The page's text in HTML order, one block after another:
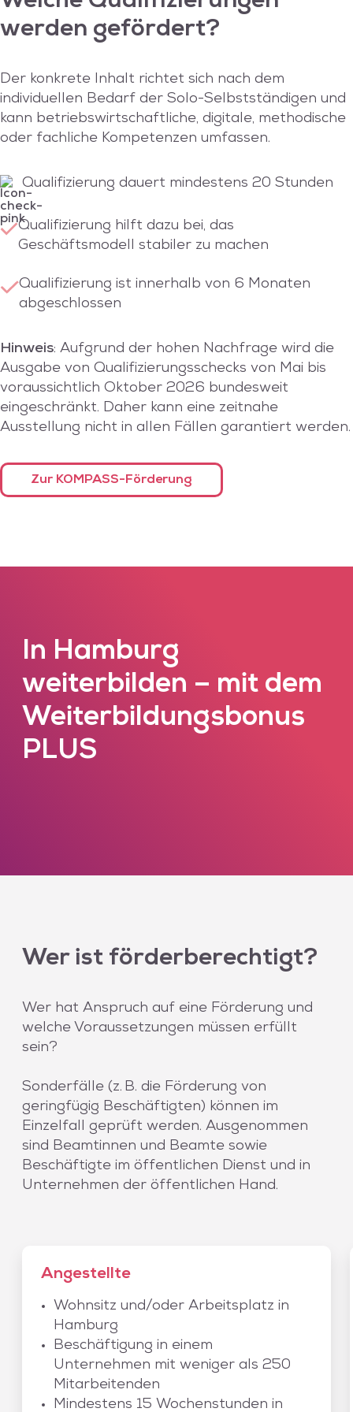
werden gefördert?
Der konkrete Inhalt richtet sich nach dem
individuellen Bedarf der Solo-Selbstständigen und
kann betriebswirtschaftliche, digitale, methodische
oder fachliche Kompetenzen umfassen.
Qualifizierung dauert mindestens 20 Stunden
Qualifizierung hilft dazu bei, das
Geschäftsmodell stabiler zu machen
Qualifizierung ist innerhalb von 6 Monaten
abgeschlossen
Hinweis: Aufgrund der hohen Nachfrage wird die
Ausgabe von Qualifizierungsschecks von Mai bis
voraussichtlich Oktober 2026 bundesweit
eingeschränkt. Daher kann eine zeitnahe
Ausstellung nicht in allen Fällen garantiert werden.
Zur KOMPASS-Förderung
In Hamburg
weiterbilden – mit dem
Weiterbildungsbonus
PLUS
Wer ist förderberechtigt?
Wer hat Anspruch auf eine Förderung und
welche Voraussetzungen müssen erfüllt
sein?
Sonderfälle (z. B. die Förderung von
geringfügig Beschäftigten) können im
Einzelfall geprüft werden. Ausgenommen
sind Beamtinnen und Beamte sowie
Beschäftigte im öffentlichen Dienst und in
Unternehmen der öffentlichen Hand.
Angestellte
Wohnsitz und/oder Arbeitsplatz in
Hamburg
Beschäftigung in einem
Unternehmen mit weniger als 250
Mitarbeitenden
Mindestens 15 Wochenstunden in